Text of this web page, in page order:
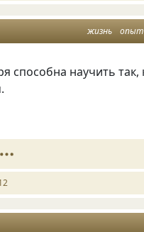
жизнь опыт
способна научить так,